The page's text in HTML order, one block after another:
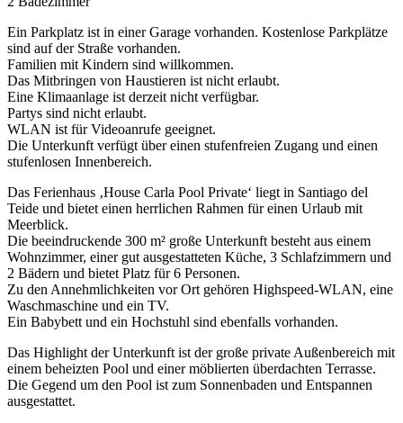
Ein Parkplatz ist in einer Garage vorhanden. Kostenlose Parkplätze
sind auf der Straße vorhanden.
Familien mit Kindern sind willkommen.
Das Mitbringen von Haustieren ist nicht erlaubt.
Eine Klimaanlage ist derzeit nicht verfügbar.
Partys sind nicht erlaubt.
WLAN ist für Videoanrufe geeignet.
Die Unterkunft verfügt über einen stufenfreien Zugang und einen
stufenlosen Innenbereich.
Das Ferienhaus ‚House Carla Pool Private‘ liegt in Santiago del
Teide und bietet einen herrlichen Rahmen für einen Urlaub mit
Meerblick.
Die beeindruckende 300 m² große Unterkunft besteht aus einem
Wohnzimmer, einer gut ausgestatteten Küche, 3 Schlafzimmern und
2 Bädern und bietet Platz für 6 Personen.
Zu den Annehmlichkeiten vor Ort gehören Highspeed-WLAN, eine
Waschmaschine und ein TV.
Ein Babybett und ein Hochstuhl sind ebenfalls vorhanden.
Das Highlight der Unterkunft ist der große private Außenbereich mit
einem beheizten Pool und einer möblierten überdachten Terrasse.
Die Gegend um den Pool ist zum Sonnenbaden und Entspannen
ausgestattet.